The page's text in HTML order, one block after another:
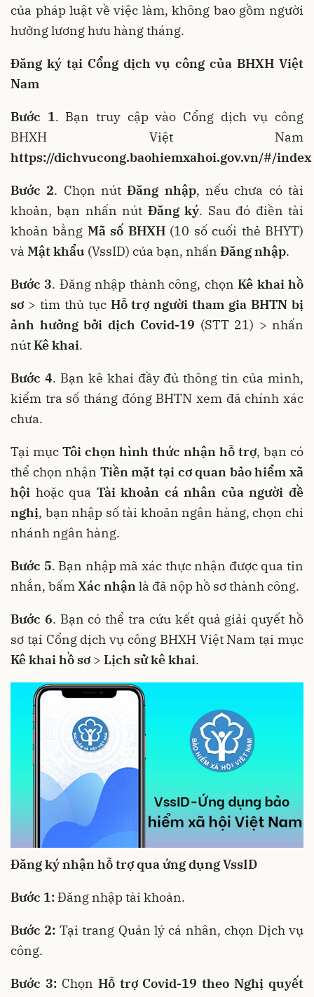
của pháp luật về việc làm, không bao gồm người
hưởng lương hưu hàng tháng.
Đăng ký tại Cổng dịch vụ công của BHXH Việt
Nam
Bước 1. Bạn truy cập vào Cổng dịch vụ công
BHXH Việt Nam
https://dichvucong.baohiemxahoi.gov.vn/#/index
Bước 2. Chọn nútĐăng nhập, nếu chưa có tài
khoản, bạn nhấn nút Đăng ký. Sau đó điền tài
khoản bằng Mã số BHXH(10 số cuối thẻ BHYT)
và Mật khẩu (VssID) của bạn, nhấn Đăng nhập.
Bước 3. Đăng nhập thành công, chọnKê khai hồ
sơ > tìm thủ tục Hỗ trợ người tham gia BHTN bị
ảnh hưởng bởi dịch Covid-19 (STT 21) > nhấn
nútKê khai.
Bước 4. Bạn kê khai đầy đủ thông tin của mình,
kiểm tra số tháng đóng BHTN xem đã chính xác
chưa.
Tại mục Tôi chọn hình thức nhận hỗ trợ, bạn có
thể chọn nhận Tiền mặt tại cơ quan bảo hiểm xã
hội hoặc qua Tài khoản cá nhân của người đề
nghị, bạn nhập số tài khoản ngân hàng, chọn chi
nhánh ngân hàng.
Bước 5. Bạn nhập mã xác thực nhận được qua tin
nhắn, bấmXác nhậnlà đã nộp hồ sơ thành công.
Bước 6. Bạn có thể tra cứu kết quả giải quyết hồ
sơ tại Cổng dịch vụ công BHXH Việt Nam tại mục
Kê khai hồ sơ > Lịch sử kê khai.
Đăng ký nhận hỗ trợ qua ứng dụng VssID
Bước 1:Đăng nhập tài khoản.
Bước 2: Tại trang Quản lý cá nhân, chọn Dịch vụ
công.
Bước 3:Chọn Hỗ trợ Covid-19 theo Nghị quyết